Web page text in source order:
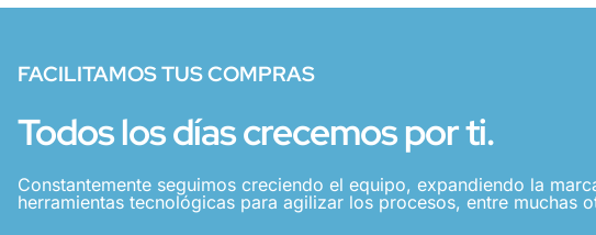
FACILITAMOS TUS COMPRAS
Todos los días crecemos por ti.
Constantemente seguimos creciendo el equipo, expandiendo la
herramientas tecnológicas para agilizar los procesos, entre